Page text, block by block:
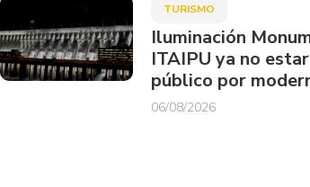
TURISMO
Iluminación
ITAIPU ya no
público por
06/08/2026